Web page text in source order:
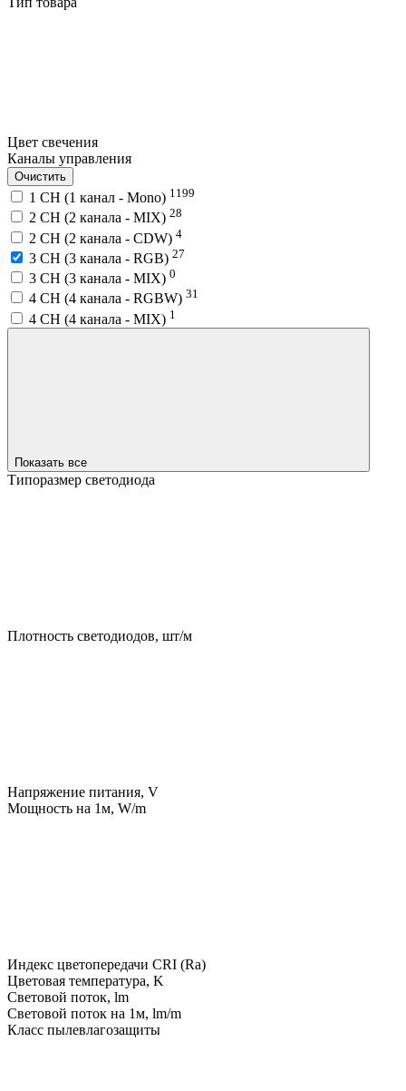
Цвет свечения
Каналы управления
Очистить
1 CH (1 канал - Mono) 1199
2 CH (2 канала - MIX) 28
2 CH (2 канала - CDW) 4
3 CH (3 канала - RGB) 27
3 CH (3 канала - MIX) 0
4 CH (4 канала - RGBW) 31
4 CH (4 канала - MIX) 1
Показать все
Типоразмер светодиода
Плотность светодиодов, шт/м
Напряжение питания, V
Мощность на 1м, W/m
Индекс цветопередачи CRI (Ra)
Цветовая температура, K
Световой поток, lm
Световой поток на 1м, lm/m
Класс пылевлагозащиты